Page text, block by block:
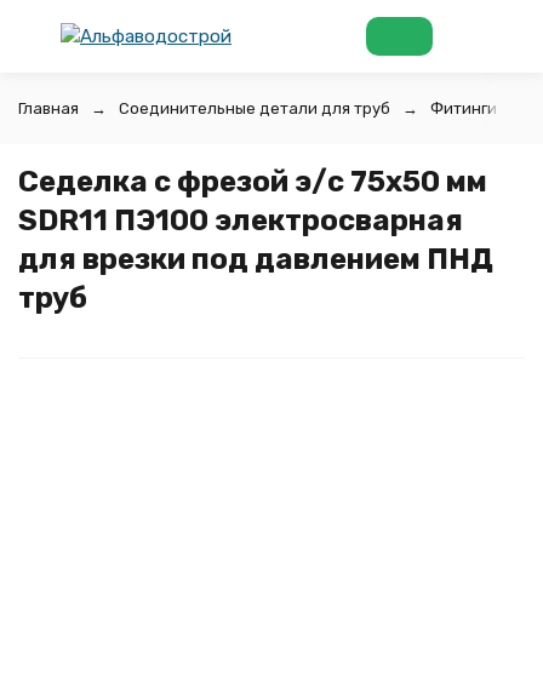
Главная Соединительные детали для труб Фитинги для
Седелка с фрезой э/с 75х50 мм
SDR11 ПЭ100 электросварная
для врезки под давлением ПНД
труб